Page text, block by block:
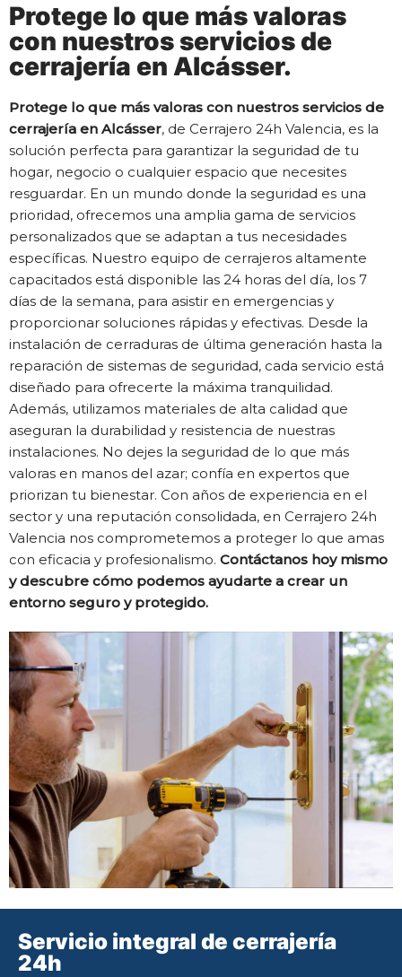
Protege lo que más valoras
con nuestros servicios de
cerrajería en Alcásser.
Protege lo que más valoras con nuestros servicios de
cerrajería en Alcásser, de Cerrajero 24h Valencia, es la
solución perfecta para garantizar la seguridad de tu
hogar, negocio o cualquier espacio que necesites
resguardar. En un mundo donde la seguridad es una
prioridad, ofrecemos una amplia gama de servicios
personalizados que se adaptan a tus necesidades
específicas. Nuestro equipo de cerrajeros altamente
capacitados está disponible las 24 horas del día, los 7
días de la semana, para asistir en emergencias y
proporcionar soluciones rápidas y efectivas. Desde la
instalación de cerraduras de última generación hasta la
reparación de sistemas de seguridad, cada servicio está
diseñado para ofrecerte la máxima tranquilidad.
Además, utilizamos materiales de alta calidad que
aseguran la durabilidad y resistencia de nuestras
instalaciones. No dejes la seguridad de lo que más
valoras en manos del azar; confía en expertos que
priorizan tu bienestar. Con años de experiencia en el
sector y una reputación consolidada, en Cerrajero 24h
Valencia nos comprometemos a proteger lo que amas
con eficacia y profesionalismo. Contáctanos hoy mismo
y descubre cómo podemos ayudarte a crear un
entorno seguro y protegido.
Servicio integral de cerrajería
24h